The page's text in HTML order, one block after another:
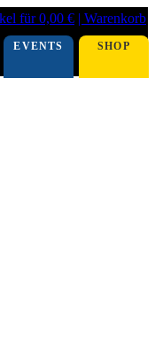
für 0,00 € | Warenkorb
EVENTS SHOP